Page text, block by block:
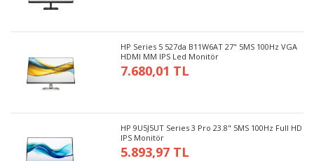
HP Series 5 527da B11W6AT 27" 5MS 100Hz VGA
HDMI MM IPS Led Monitör
7.680,01 TL
HP 9U5J5UT Series 3 Pro 23.8" 5MS 100Hz Full HD
IPS Monitör
5.893,97 TL